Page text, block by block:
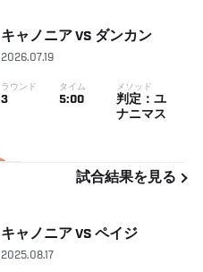
キャノニア VS ダンカン
2026.07.19
ラウンド
3
タイム
5:00
メソッド
判定：ユ
ナニマス
試合結果を見る
キャノニア VS ペイジ
2025.08.17